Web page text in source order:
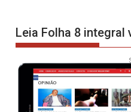
Leia Folha 8 integral